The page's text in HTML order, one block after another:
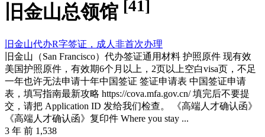
旧金山总领馆 [41]
旧金山代办R字签证，成人非首次办理
旧金山（San Francisco）代办签证通用材料 护照原件 现有效
美国护照原件，有效期6个月以上，2页以上空白visa页，不足
一年也许无法申请十年中国签证 签证申请表 中国签证申请
表，填写指南最新攻略 https://cova.mfa.gov.cn/ 填完后不要提
交，请把 Application ID 发给我们检查。 《高端人才确认函》
《高端人才确认函》复印件 Where you stay ...
3 年 前 1,538